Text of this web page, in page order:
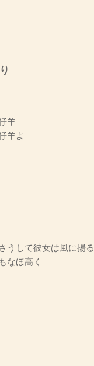
羊
羊よ
して彼女は風に揚る
なほ高く